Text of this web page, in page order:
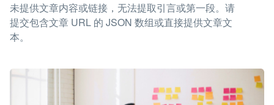
未提供文章内容或链接，无法提取引言或第一段。请
提交包含文章 URL 的 JSON 数组或直接提供文章文
本。